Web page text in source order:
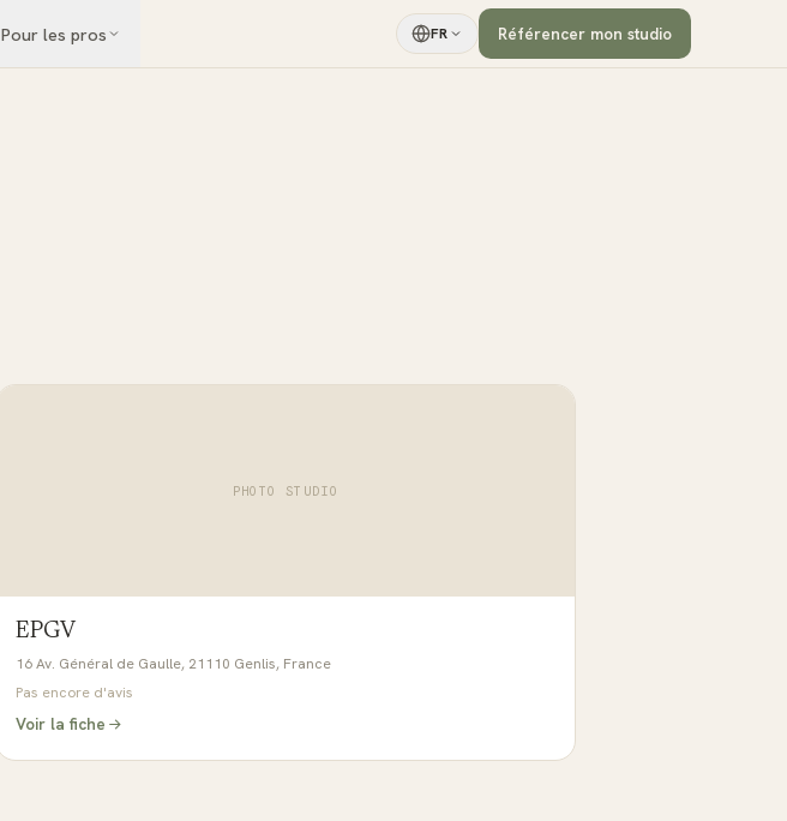
Pour les pros FR Référencer mon studio
PHOTO STUDIO
EPGV
16 Av. Général de Gaulle, 21110 Genlis, France
Pas encore d'avis
Voir la fiche